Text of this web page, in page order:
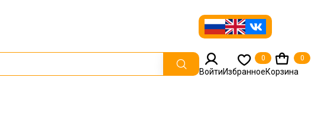
ВойтиИзбранное
0
Корзина
0